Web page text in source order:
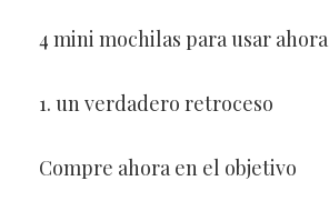
4 mini mochilas para usar ahora
1. un verdadero retroceso
Compre ahora en el objetivo